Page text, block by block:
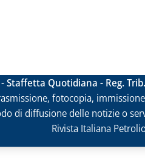
Staffetta Quotidiana - Reg.
fotocopia,
di diffusione delle notizie o
Rivista Italiana